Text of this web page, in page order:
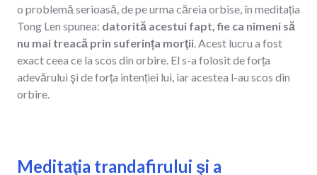
o problemă serioasă, de pe urma căreia orbise, în meditația
Tong Len spunea: datorită acestui fapt, fie ca nimeni să
nu mai treacă prin suferința morţii. Acest lucru a fost
exact ceea ce la scos din orbire. El s-a folosit de forța
adevărului şi de forța intenției lui, iar acestea l-au scos din
orbire.
Meditaţia trandafirului şi a